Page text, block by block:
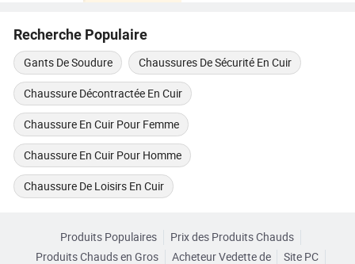
Recherche Populaire
Gants De Soudure Chaussures De Sécurité En Cuir
Chaussure Décontractée En Cuir
Chaussure En Cuir Pour Femme
Chaussure En Cuir Pour Homme
Chaussure De Loisirs En Cuir
Produits Populaires
Prix des Produits Chauds
Produits Chauds en Gros
Acheteur Vedette de Site PC